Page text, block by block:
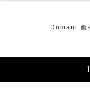
Domani 働